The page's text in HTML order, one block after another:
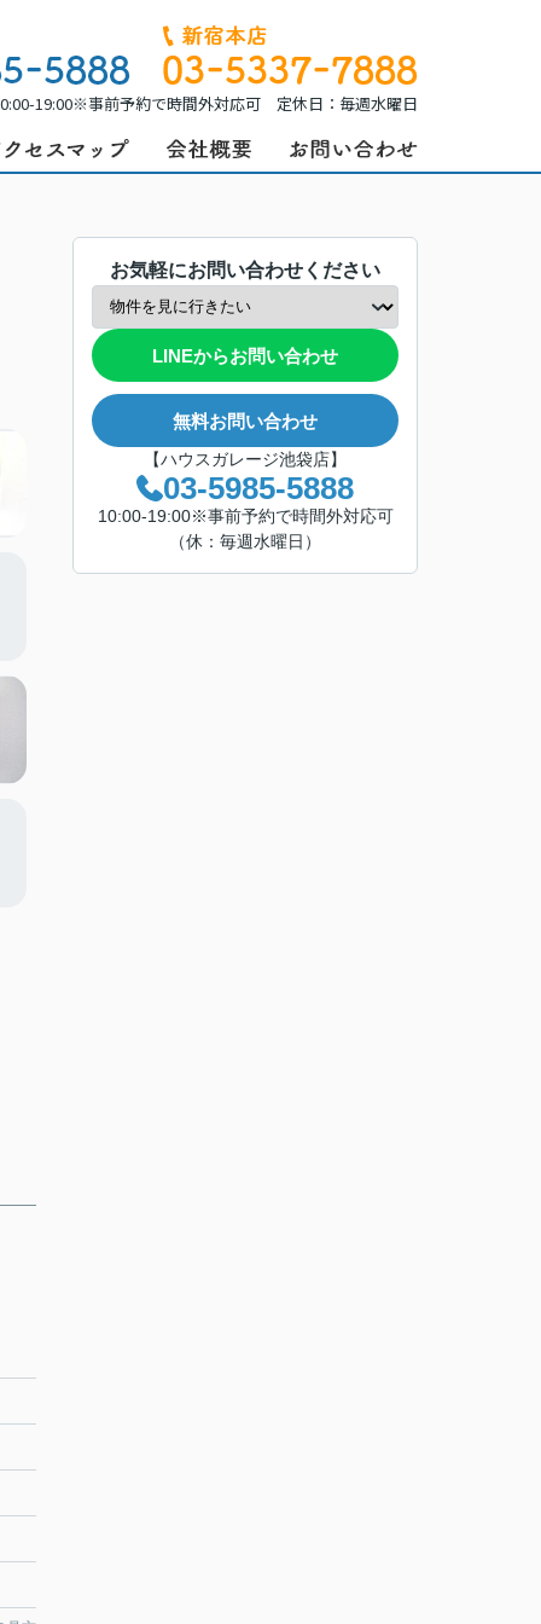
19:00※事前予約で時間外対応可 定休日：毎週水曜日
お気軽にお問い合わせください
LINEからお問い合わせ
無料お問い合わせ
【ハウスガレージ池袋店】
03-5985-5888
10:00-19:00※事前予約で時間外対応可
（休：毎週水曜日）